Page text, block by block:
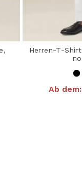
Herren-T-
Ab dem: